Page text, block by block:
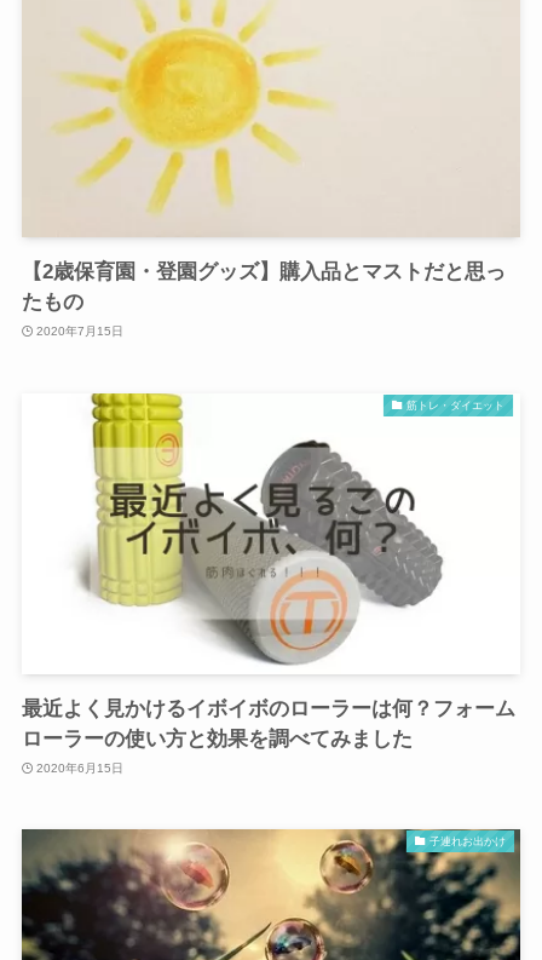
【2歳保育園・登園グッズ】購入品とマストだと思っ
たもの
2020年7月15日
筋トレ・ダイエット
最近よく見かけるイボイボのローラーは何？フォーム
ローラーの使い方と効果を調べてみました
2020年6月15日
子連れお出かけ